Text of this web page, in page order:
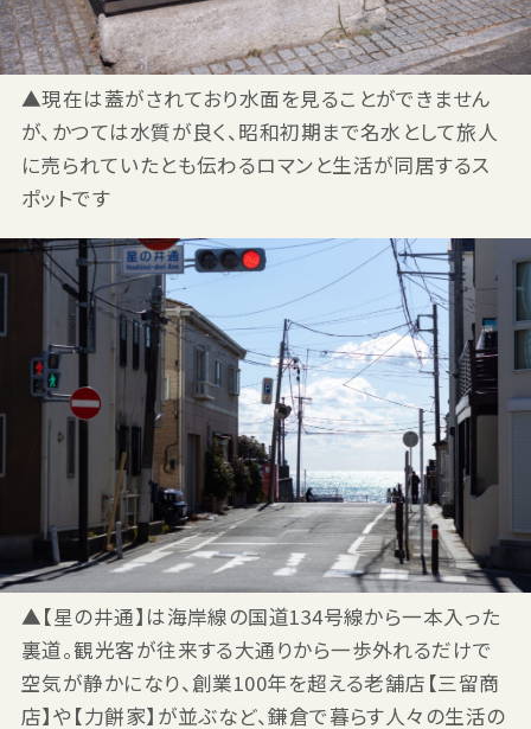
▲現在は蓋がされており水面を見ることができません
が、かつては水質が良く、昭和初期まで名水として旅人
に売られていたとも伝わるロマンと生活が同居するス
ポットです
▲【星の井通】は海岸線の国道134号線から一本入った
裏道。観光客が往来する大通りから一歩外れるだけで
空気が静かになり、創業100年を超える老舗店【三留商
店】や【力餅家】が並ぶなど、鎌倉で暮らす人々の生活の